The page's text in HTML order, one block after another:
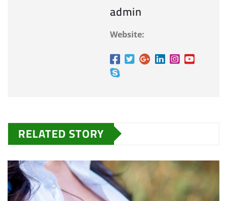
admin
Website:
RELATED STORY